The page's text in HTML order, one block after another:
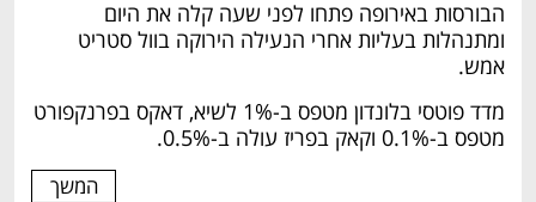
אמש.
מטפס ב-0.1% וקאק בפריז עולה ב-0.5%.
המשך